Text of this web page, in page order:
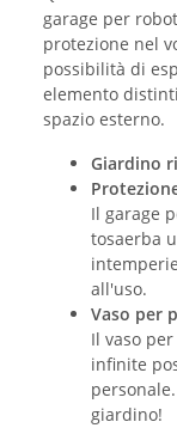
garage per
protezione nel
possibilità di
elemento
spazio esterno.
Giardino
Il garage
tosaerba
all'uso.
Vaso per
Il vaso
infinite
giardino!